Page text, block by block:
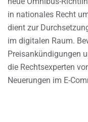
in nationales Recht
dient zur
im digitalen Raum.
Preisankündigungen
die Rechtsexperten
Neuerungen im E-